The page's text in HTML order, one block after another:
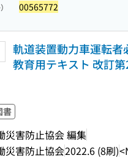
00565772
軌道装置動力車運転者
教育用テキスト 改訂
書
災害防止協会 編集
災害防止協会2022.6 (8刷)